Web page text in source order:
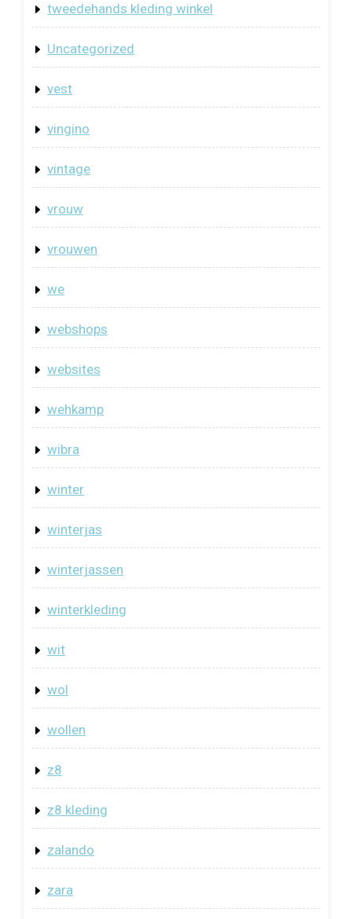
tweedehands kleding winkel
Uncategorized
vest
vingino
vintage
vrouw
vrouwen
we
webshops
websites
wehkamp
wibra
winter
winterjas
winterjassen
winterkleding
wit
wol
wollen
z8
z8 kleding
zalando
zara